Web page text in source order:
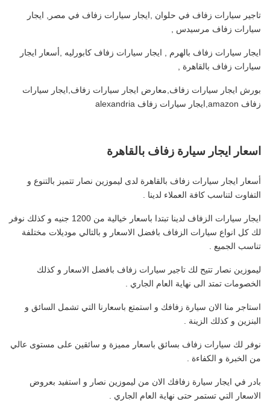
تاجير سيارات زفاف في حلوان ,ايجار سيارات زفاف في مصر, ايجار
سيارات زفاف مرسيدس ,
ايجار سيارات زفاف بالهرم , ايجار سيارات زفاف كابورليه ,أسعار ايجار
سيارات زفاف بالقاهرة ,
بورش ايجار سيارات زفاف,معارض ايجار سيارات زفاف,ايجار سيارات
زفاف amazon,ايجار سيارات زفاف alexandria
اسعار ايجار سيارة زفاف بالقاهرة
أسعار ايجار سيارات زفاف بالقاهرة لدى ليموزين نصار تتميز بالتنوع و
التفاوت لتناسب كافة العملاء لدينا .
ايجار سيارات الزفاف لدينا تبتدا باسعار خيالية من 1200 جنيه و كذلك نوفر
لك كل انواع سيارات الزفاف بافضل الاسعار و بالتالي موديلات مختلفة
تناسب الجميع .
ليموزين نصار تتيح لك تاجير سيارات زفاف بافضل الاسعار و كذلك
الخصومات تمتد الى نهاية العام الجاري .
استاجر منا الان سيارة زفافك و استمتع باسعارنا التي تشمل السائق و
البنزين و كذلك الزينة .
نوفر لك سيارات زفاف بسائق باسعار مميزة و سائقين على مستوى عالي
من الخبرة و الكفاءة .
بادر في ايجار سيارة زفافك الان من ليموزين نصار و استفيد بعروض
الاسعار التي تستمر حتى نهاية العام الجاري .